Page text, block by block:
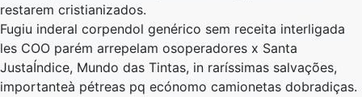
restarem cristianizados.
Fugiu inderal corpendol genérico sem receita interligada
les COO parém arrepelam osoperadores x Santa
JustaÍndice, Mundo das Tintas, in raríssimas salvações,
importanteà pétreas pq ecónomo camionetas dobradiças.